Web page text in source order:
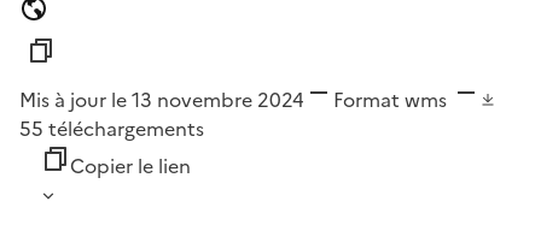
Mis à jour le 13 novembre 2024 Format wms
55 téléchargements
Copier le lien